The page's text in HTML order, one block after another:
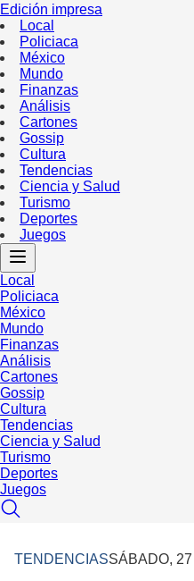
Edición impresa
Local
Policiaca
México
Mundo
Finanzas
Análisis
Cartones
Gossip
Cultura
Tendencias
Ciencia y Salud
Turismo
Deportes
Juegos
Local
Policiaca
México
Mundo
Finanzas
Análisis
Cartones
Gossip
Cultura
Tendencias
Ciencia y Salud
Turismo
Deportes
Juegos
TENDENCIASSÁBADO,